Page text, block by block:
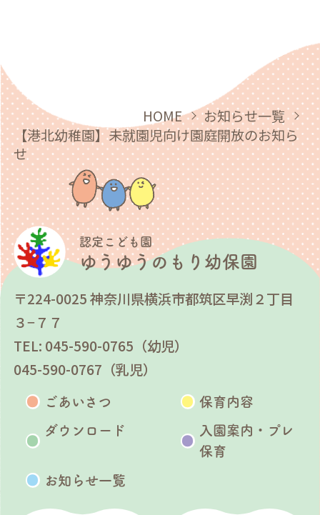
HOME
お知らせ一覧
【港北幼稚園】未就園児向け園庭開放のお知ら
せ
認定こども園
ゆうゆうのもり幼保園
〒224-0025 神奈川県横浜市都筑区早渕２丁目
３−７７
TEL: 045-590-0765（幼児）
045-590-0767（乳児）
ごあいさつ 保育内容
ダウンロード
入園案内・プレ
保育
お知らせ一覧